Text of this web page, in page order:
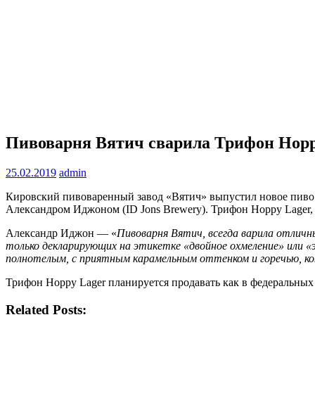
Пивоварня Вятич сварила Трифон
25.02.2019 admin
Кировский пивоваренный завод «Вятич» выпустил новое
Александром Иджоном (ID Jons Brewery). Трифон Hoppy
Александр Иджон — «Пивоварня Вятич, всегда варила
только декларирующих на этикетке «двойное охмеление»
полнотелым, с приятным карамельным оттенком и горечью,
Трифон Hoppy Lager планируется продавать как в
Related Posts: